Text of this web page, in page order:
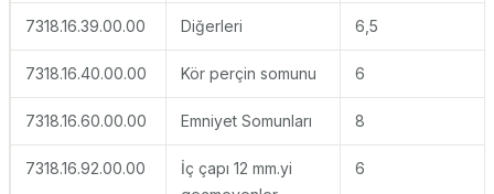
7318.16.39.00.00 Diğerleri 6,5
7318.16.40.00.00 Kör perçin somunu 6
7318.16.60.00.00 Emniyet Somunları 8
7318.16.92.00.00
İç çapı 12 mm.yi
6